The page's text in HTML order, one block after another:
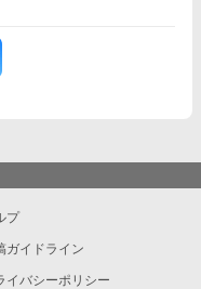
プ
ガイドライン
イバシーポリシー